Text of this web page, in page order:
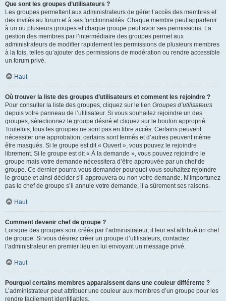
Que sont les groupes d’utilisateurs ?
Les groupes permettent aux administrateurs de gérer l’accès des membres et
des invités au forum et à ses fonctionnalités. Chaque membre peut appartenir
à un ou plusieurs groupes et chaque groupe peut avoir ses permissions. La
gestion des membres par l’intermédiaire des groupes permet aux
administrateurs de modifier rapidement les permissions de plusieurs membres
à la fois, telles qu’ajouter des permissions de modération ou rendre accessible
un forum privé.
Haut
Où trouver la liste des groupes d’utilisateurs et comment les rejoindre ?
Pour consulter la liste des groupes, cliquez sur le lien Groupes d’utilisateurs
depuis votre panneau de l’utilisateur. Si vous souhaitez rejoindre un des
groupes, sélectionnez le groupe désiré et cliquez sur le bouton approprié.
Toutefois, tous les groupes ne sont pas en libre accès. Certains peuvent
nécessiter une approbation, certains sont fermés et d’autres peuvent même
être masqués. Si le groupe est dit « Ouvert », vous pouvez le rejoindre
librement. Si le groupe est dit « À la demande », vous pouvez rejoindre le
groupe mais votre demande nécessitera d’être approuvée par un chef de
groupe. Ce dernier pourra vous demander pourquoi vous souhaitez rejoindre
le groupe et ainsi décider s’il approuvera ou non votre demande. N’importunez
pas le chef de groupe s’il annule votre demande, il a sûrement ses raisons.
Haut
Comment devenir chef de groupe ?
Lorsque des groupes sont créés par l’administrateur, il leur est attribué un chef
de groupe. Si vous désirez créer un groupe d’utilisateurs, contactez
l’administrateur en premier lieu en lui envoyant un message privé.
Haut
Pourquoi certains membres apparaissent dans une couleur différente ?
L’administrateur peut attribuer une couleur aux membres d’un groupe pour les
rendre facilement identifiables.